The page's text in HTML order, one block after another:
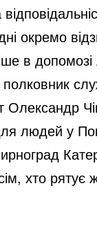
окремо
в
Олександр
людей у
хто рятує